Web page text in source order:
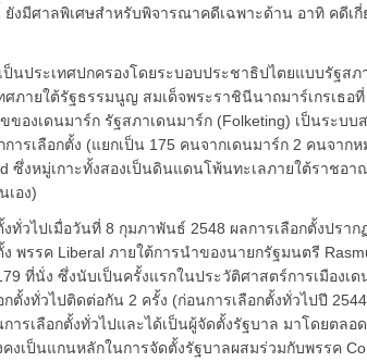
งมีศาลพิเศษสำหรับพิจารณาคดีเฉพาะด้าน อาทิ คดีเกี่
ป็นประเทศปกครองโดยระบอบประชาธิปไตยแบบรัฐส
ศภายใต้รัฐธรรมนูญ สมเด็จพระราชินีนาถมาร์เกรเธอ
ของเดนมาร์ก รัฐสภาเดนมาร์ก (Folketing) เป็นระบ
ารเลือกตั้ง (แยกเป็น 175 คนจากเดนมาร์ก 2 คนจากห
ซึ่งหมู่เกาะทั้งสองเป็นดินแดนโพ้นทะเลภายใต้ราชอ
เอง)
งทั่วไปเมื่อวันที่ 8 กุมภาพันธ์ 2548 ผลการเลือกตั้งปร
ง พรรค Liberal ภายใต้การนำของนายกรัฐมนตรี
ที่นั่ง ซึ่งนับเป็นครั้งแรกในประวัติศาสตร์การเมืองเ
กตั้งทั่วไปติดต่อกัน 2 ครั้ง (ก่อนการเลือกตั้งทั่วไปปี
ารเลือกตั้งทั่วไปและได้เป็นผู้จัดตั้งรัฐบาล มาโดยตลอ
คงเป็นแกนหลักในการจัดตั้งรัฐบาลผสมร่วมกับพรรค